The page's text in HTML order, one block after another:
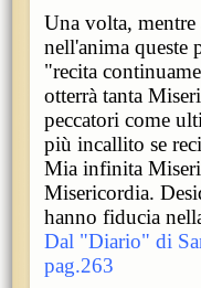
Una volta,
nell'anima queste
"recita
otterrà tanta
peccatori come
più incallito se
Mia infinita
Misericordia.
hanno fiducia
Dal "Diario" di
pag.263